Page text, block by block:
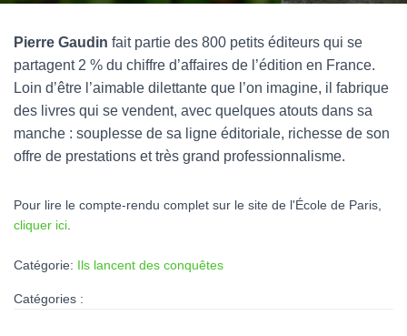
Pierre Gaudin fait partie des 800 petits éditeurs qui se
partagent 2 % du chiffre d’affaires de l’édition en France.
Loin d’être l’aimable dilettante que l’on imagine, il fabrique
des livres qui se vendent, avec quelques atouts dans sa
manche : souplesse de sa ligne éditoriale, richesse de son
offre de prestations et très grand professionnalisme.
Pour lire le compte-rendu complet sur le site de l'École de Paris,
cliquer ici
Catégorie: Ils lancent des conquêtes
Catégories :